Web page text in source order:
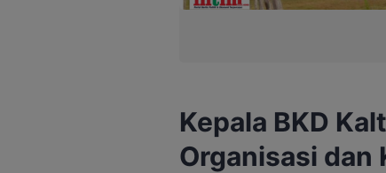
Kepala BKD
Organisasi dan